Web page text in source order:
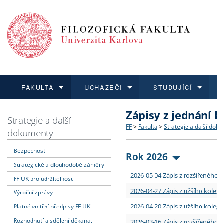
FAKULTA
Dozvědět se více
Struktura a historie
Strategie a další
Podpora a benefity pro
Absolventi fakulty
UCHAZEČI
Podat přihlášku
Co studovat a jak se
Učitelské studijní
Informace k průběhu
STUDUJÍCÍ
Dozvědět se více
Bakalářské a magisterské
Doktorské studium
Rigorózní řízení
Dozvědět se více
O vědě a výzkumu na FF
Akademické kvalifikace
Granty a projekty
Dozvědět se více
Aktuální nabídky a
Vyjíždějící studenti
Přijíždějící studenti
Vyjíždějící zaměstnanci
Strategie a další
dokumenty
Bezpečnost
Strategické a dlouhodobé záměry
FF UK pro udržitelnost
Výroční zprávy
Platné vnitřní předpisy FF UK
Rozhodnutí a sdělení děkana,
Zápisy z jednání
FF > Fakulta > Strategie a další
Rok 2026
2026-05-04 Zápis z
2026-04-27 Zápis z užšího
2026-04-20 Zápis z užšího